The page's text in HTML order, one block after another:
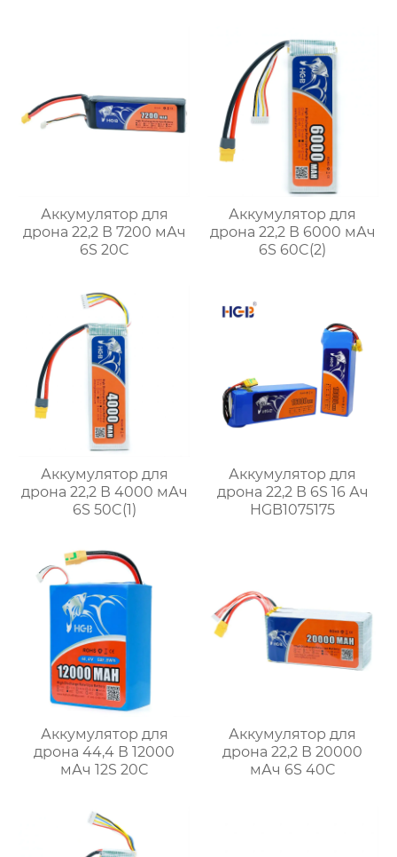
Аккумулятор для
дрона 22,2 В 7200 мАч
6S 20C
Аккумулятор для
дрона 22,2 В 6000 мАч
6S 60C(2)
Аккумулятор для
дрона 22,2 В 4000 мАч
6S 50C(1)
Аккумулятор для
дрона 22,2 В 6S 16 Ач
HGB1075175
Аккумулятор для
дрона 44,4 В 12000
мАч 12S 20C
Аккумулятор для
дрона 22,2 В 20000
мАч 6S 40C